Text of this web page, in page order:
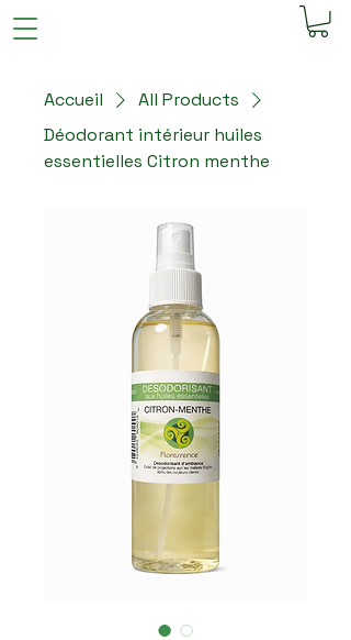
Accueil
All Products
Déodorant intérieur huiles
essentielles Citron menthe